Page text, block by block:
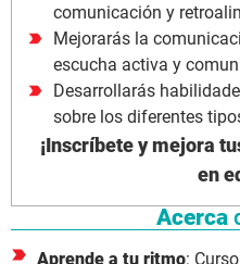
comunicación y
Mejorarás la
escucha activa y
Desarrollarás
sobre los diferentes
¡Inscríbete y mejora
en
Acerca
Aprende a tu ritmo: